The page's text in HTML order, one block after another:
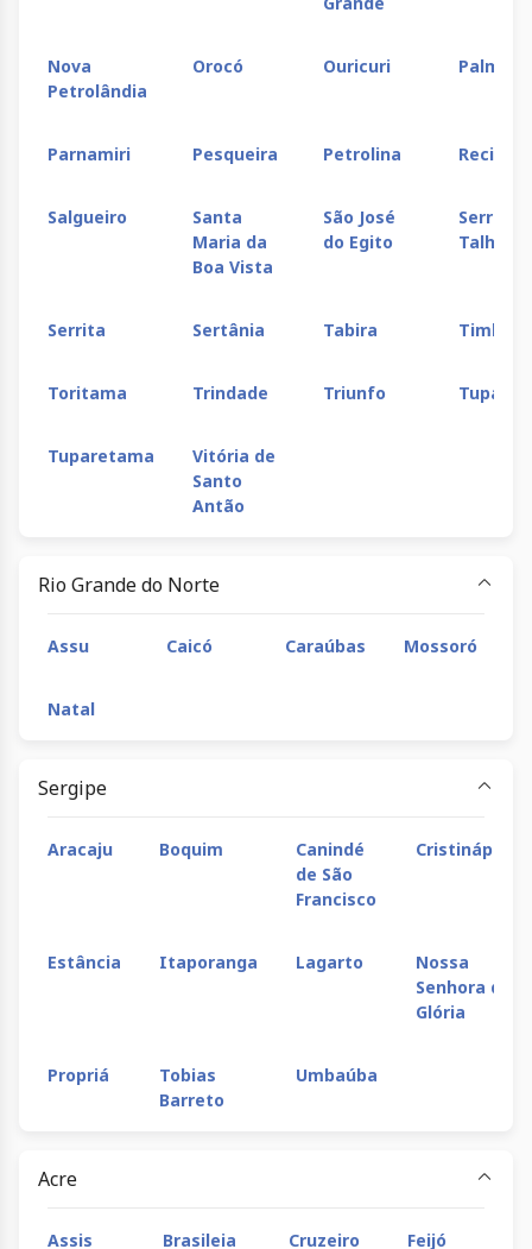
Nova
Petrolândia
Orocó Ouricuri
Parnamiri Pesqueira Petrolina Recife
Salgueiro
Santa
Maria da
Boa Vista
São José
do Egito
Serra
Talhada
Serrita Sertânia Tabira
Toritama Trindade Triunfo
Tuparetama
Vitória de
Santo
Antão
Rio Grande do Norte
Assu Caicó Caraúbas Mossoró
Natal
Sergipe
Aracaju Boquim
Canindé
de São
Francisco
Cristinápolis
Estância Itaporanga Lagarto
Nossa
Senhora da
Glória
Propriá
Tobias
Barreto
Umbaúba
Acre
Assis
Brasileia
Cruzeiro
Feijó